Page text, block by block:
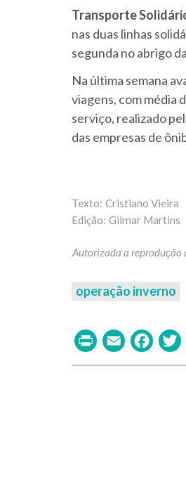
Transporte
nas duas linhas
segunda no abrigo
Na última semana
viagens, com média
serviço, realizado
das empresas de
Cristiano Vieira
Gilmar Martins
operação inverno
PrintEmail